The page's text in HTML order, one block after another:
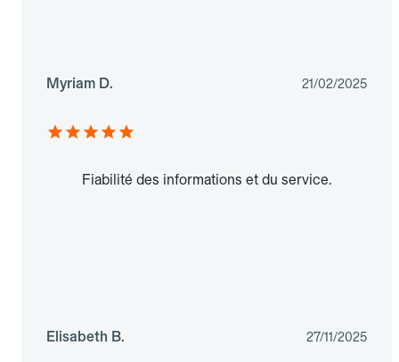
Myriam D. 21/02/2025
Fiabilité des informations et du service.
Elisabeth B. 27/11/2025